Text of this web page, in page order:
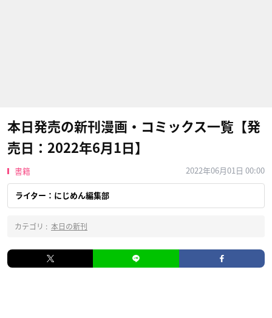
本日発売の新刊漫画・コミックス一覧【発
売日：2022年6月1日】
書籍 2022年06月01日 00:00
ライター：にじめん編集部
カテゴリ : 本日の新刊